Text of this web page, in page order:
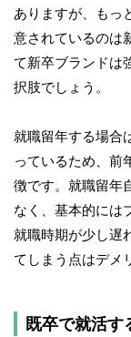
ありますが、もっ
意されているのは
て新卒ブランドは
択肢でしょう。
就職留年する場合
っているため、前
徴です。就職留年
なく、基本的には
就職時期が少し遅
てしまう点はデメ
既卒で就活す